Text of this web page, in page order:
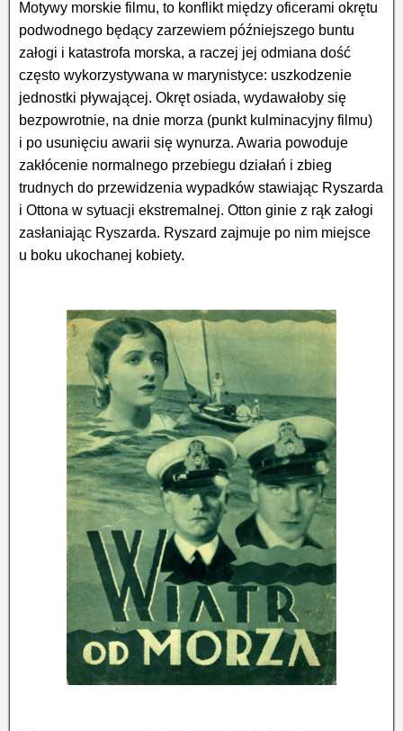
Motywy morskie filmu, to konflikt między oficerami okrętu
podwod­nego będący zarzewiem później­szego buntu
załogi i kata­stro­fa morska, a raczej jej odmiana dość
często wyko­rzys­ty­wana w mary­nis­tyce: usz­ko­dze­nie
jednostki pływającej. Okręt osiada, wydawałoby się
bezpow­rotnie, na dnie morza (punkt kul­mi­na­cyjny filmu)
i po usunięciu awarii się wynurza. Awaria powoduje
zakłócenie normalnego prze­bie­gu dzia­łań i zbieg
trudnych do przewi­dzenia wypadków stawiając Ryszarda
i Ottona w sytuacji ekstre­mal­nej. Otton ginie z rąk załogi
zasła­nia­jąc Ryszarda. Ryszard zajmuje po nim miejsce
u boku ukochanej kobiety.